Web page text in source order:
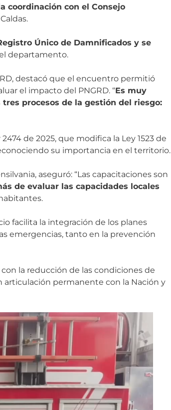
coordinación con el Consejo
Único de Damnificados y se
departamento.
destacó que el encuentro permitió
el impacto del PNGRD. “Es muy
procesos de la gestión del riesgo:
de 2025, que modifica la Ley 1523 de
su importancia en el territorio.
aseguró: “Las capacitaciones son
de evaluar las capacidades locales
facilita la integración de los planes
emergencias, tanto en la prevención
la reducción de las condiciones de
articulación permanente con la Nación y